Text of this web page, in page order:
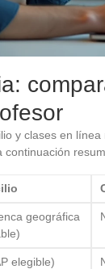
y clases en
geográfica
elegible)